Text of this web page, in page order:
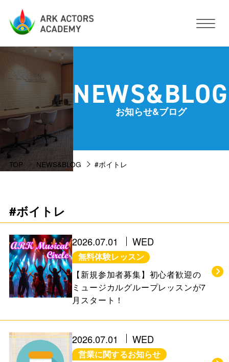
アークアクターズアカデミーについて
コース・予約方法・料金
活動サポート
講師紹介
お知らせ＆ブログ
会社概要
FREE TRIAL
無料体験レッスン
はこちら
NEWS&BLOG
お知らせ&ブログ
TOP NEWS&BLOG #ボイトレ
#ボイトレ
2026.07.01 WED
無料体験レッスン
【新規参加者募集】初心者歓迎の
ミュージカルグループレッスンが7
月スタート！
2026.07.01 WED
営業に関するお知らせ